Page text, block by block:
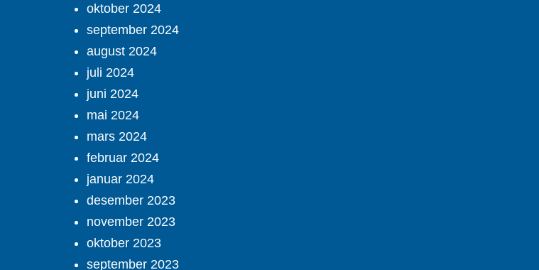
oktober 2024
september 2024
august 2024
juli 2024
juni 2024
mai 2024
mars 2024
februar 2024
januar 2024
desember 2023
november 2023
oktober 2023
september 2023